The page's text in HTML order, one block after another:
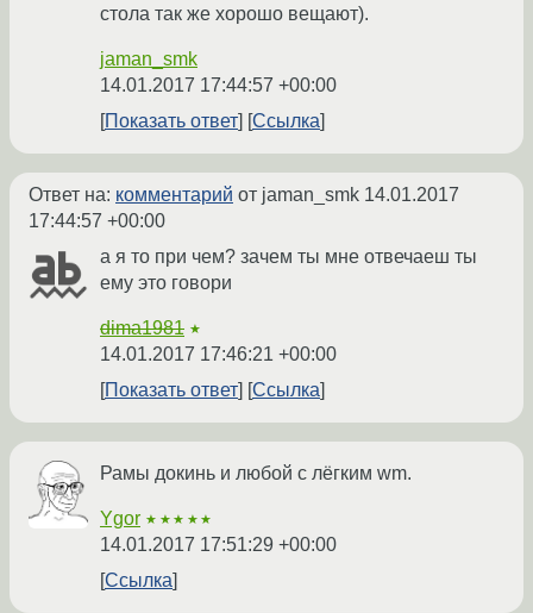
стола так же хорошо вещают).
jaman_smk
14.01.2017 17:44:57 +00:00
Показать ответ
Ссылка
Ответ на: комментарий от jaman_smk 14.01.2017
17:44:57 +00:00
а я то при чем? зачем ты мне отвечаеш ты
ему это говори
dima1981 ★
14.01.2017 17:46:21 +00:00
Показать ответ
Ссылка
Рамы докинь и любой с лёгким wm.
Ygor ★★★★★
14.01.2017 17:51:29 +00:00
Ссылка